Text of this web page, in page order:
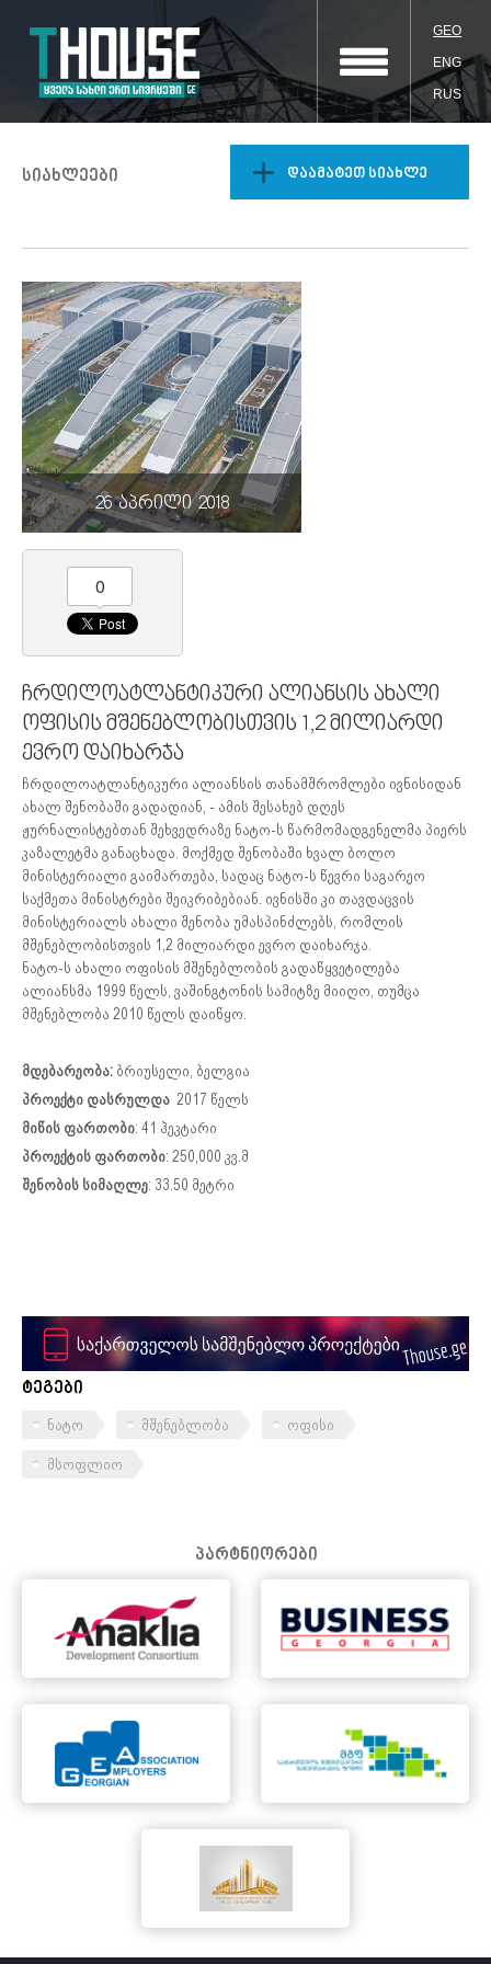
GEO
ENG
RUS
სიახლეები დაამატეთ სიახლე
26 აპრილი 2018
0
ჩრდილოატლანტიკური ალიანსის ახალი
ოფისის მშენებლობისთვის 1,2 მილიარდი
ევრო დაიხარჯა
ჩრდილოატლანტიკური ალიანსის თანამშრომლები ივნისიდან
ახალ შენობაში გადადიან, - ამის შესახებ დღეს
ჟურნალისტებთან შეხვედრაზე ნატო-ს წარმომადგენელმა პიერს
კაზალეტმა განაცხადა. მოქმედ შენობაში ხვალ ბოლო
მინისტერიალი გაიმართება, სადაც ნატო-ს წევრი საგარეო
საქმეთა მინისტრები შეიკრიბებიან. ივნისში კი თავდაცვის
მინისტერიალს ახალი შენობა უმასპინძლებს, რომლის
მშენებლობისთვის 1,2 მილიარდი ევრო დაიხარჯა.
ნატო-ს ახალი ოფისის მშენებლობის გადაწყვეტილება
ალიანსმა 1999 წელს, ვაშინგტონის სამიტზე მიიღო, თუმცა
მშენებლობა 2010 წელს დაიწყო.
მდებარეობა: ბრიუსელი, ბელგია
პროექტი დასრულდა 2017 წელს
მიწის ფართობი: 41 ჰეკტარი
პროექტის ფართობი: 250,000 კვ.მ
შენობის სიმაღლე: 33.50 მეტრი
ტეგები
ნატო მშენებლობა ოფისი
მსოფლიო
პარტნიორები